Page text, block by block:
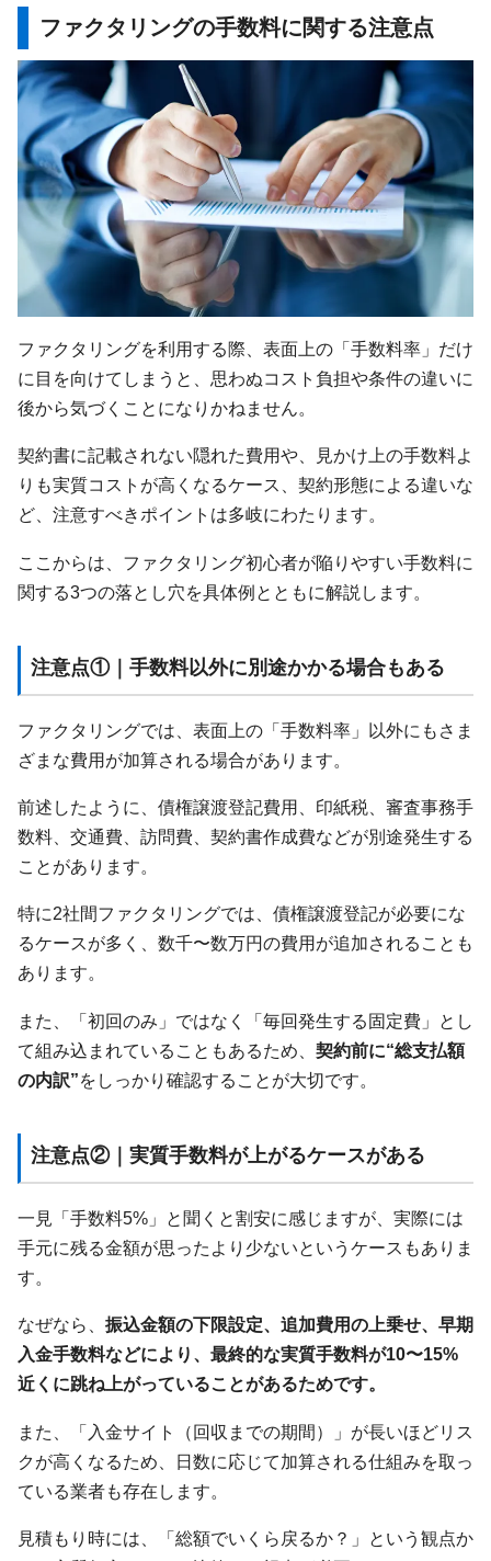
ファクタリングの手数料に関する注意点
ファクタリングを利用する際、表面上の「手数料率」だけ
に目を向けてしまうと、思わぬコスト負担や条件の違いに
後から気づくことになりかねません。
契約書に記載されない隠れた費用や、見かけ上の手数料よ
りも実質コストが高くなるケース、契約形態による違いな
ど、注意すべきポイントは多岐にわたります。
ここからは、ファクタリング初心者が陥りやすい手数料に
関する3つの落とし穴を具体例とともに解説します。
注意点①｜手数料以外に別途かかる場合もある
ファクタリングでは、表面上の「手数料率」以外にもさま
ざまな費用が加算される場合があります。
前述したように、債権譲渡登記費用、印紙税、審査事務手
数料、交通費、訪問費、契約書作成費などが別途発生する
ことがあります。
特に2社間ファクタリングでは、債権譲渡登記が必要にな
るケースが多く、数千〜数万円の費用が追加されることも
あります。
また、「初回のみ」ではなく「毎回発生する固定費」とし
て組み込まれていることもあるため、 契約前に“総支払額
の内訳”をしっかり確認することが大切です。
注意点②｜実質手数料が上がるケースがある
一見「手数料5%」と聞くと割安に感じますが、実際には
手元に残る金額が思ったより少ないというケースもありま
す。
なぜなら、 振込金額の下限設定、追加費用の上乗せ、早期
入金手数料などにより、最終的な実質手数料が10〜15%
近くに跳ね上がっていることがあるためです。
また、「入金サイト（回収までの期間）」が長いほどリス
クが高くなるため、日数に応じて加算される仕組みを取っ
ている業者も存在します。
見積もり時には、「総額でいくら戻るか？」という観点か